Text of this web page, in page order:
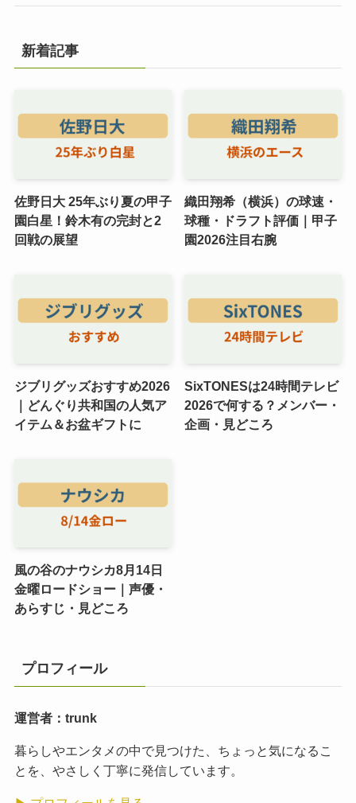
新着記事
佐野日大 25年ぶり夏の甲子
園白星！鈴木有の完封と2
回戦の展望
織田翔希（横浜）の球速・
球種・ドラフト評価｜甲子
園2026注目右腕
ジブリグッズおすすめ2026
｜どんぐり共和国の人気ア
イテム＆お盆ギフトに
SixTONESは24時間テレビ
2026で何する？メンバー・
企画・見どころ
風の谷のナウシカ8月14日
金曜ロードショー｜声優・
あらすじ・見どころ
プロフィール
運営者：trunk
暮らしやエンタメの中で見つけた、ちょっと気になるこ
とを、やさしく丁寧に発信しています。